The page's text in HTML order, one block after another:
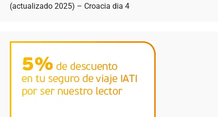
(actualizado 2025) – Croacia dia 4